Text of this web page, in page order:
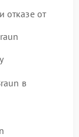
отказе от
в